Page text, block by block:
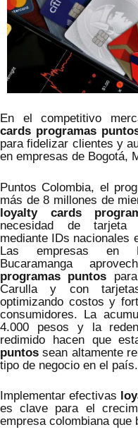
En el competitivo
cards programas
para fidelizar clientes y
en empresas de Bogotá,
Puntos Colombia, el
más de 8 millones de
loyalty cards
necesidad de tarjeta
mediante IDs nacionales
Las empresas en
Bucaramanga
programas puntos
Carulla y con
optimizando costos y
consumidores. La
4.000 pesos y la
redimido hacen que
puntos sean altamente
tipo de negocio en el país.
Implementar efectivas
es clave para el
empresa colombiana